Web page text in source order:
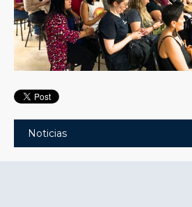
Noticias